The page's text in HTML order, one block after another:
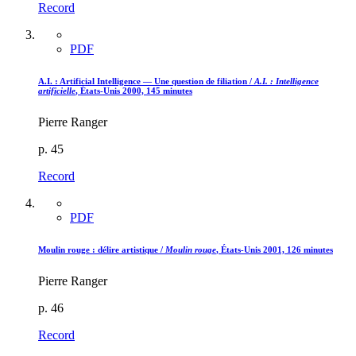
Record
PDF
A.I. : Artificial Intelligence — Une question de filiation /A.I. : Intelligence
artificielle, États-Unis 2000, 145 minutes
Pierre Ranger
p. 45
Record
PDF
Moulin rouge : délire artistique / Moulin rouge, États-Unis 2001, 126 minutes
Pierre Ranger
p. 46
Record